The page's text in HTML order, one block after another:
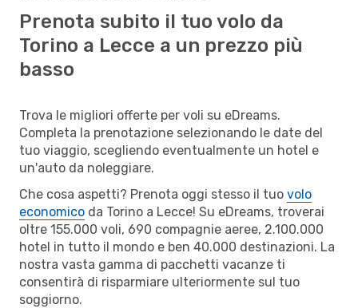
Prenota subito il tuo volo da
Torino a Lecce a un prezzo più
basso
Trova le migliori offerte per voli su eDreams.
Completa la prenotazione selezionando le date del
tuo viaggio, scegliendo eventualmente un hotel e
un'auto da noleggiare.
Che cosa aspetti? Prenota oggi stesso il tuo volo
economico da Torino a Lecce! Su eDreams, troverai
oltre 155.000 voli, 690 compagnie aeree, 2.100.000
hotel in tutto il mondo e ben 40.000 destinazioni. La
nostra vasta gamma di pacchetti vacanze ti
consentirà di risparmiare ulteriormente sul tuo
soggiorno.